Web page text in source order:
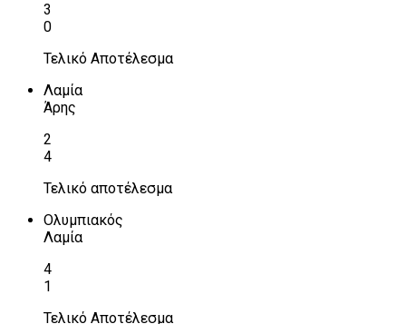
3
0
Τελικό Αποτέλεσμα
Λαμία
Άρης
2
4
Τελικό αποτέλεσμα
Ολυμπιακός
Λαμία
4
1
Τελικό Αποτέλεσμα